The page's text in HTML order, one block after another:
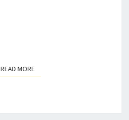
READ MOREREAD MORE